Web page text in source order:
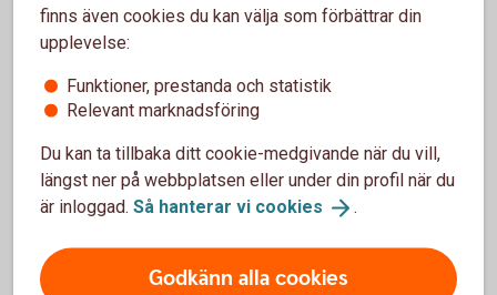
möjligt, normalt under påföljande handelsdag.
För- och nackdelar med Bull &
Bear
Möjlighet till högre avkastning än underliggande
finns även cookies du kan välja som förbättrar din
upplevelse:
Funktioner, prestanda och statistik
Relevant marknadsföring
Du kan ta tillbaka ditt cookie-medgivande när du vill,
längst ner på webbplatsen eller under din profil när du
är inloggad. Så hanterar vi cookies .
Godkänn alla cookies